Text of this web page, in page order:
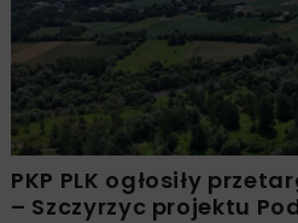
PKP PLK ogłosiły
– Szczyrzyc projektu